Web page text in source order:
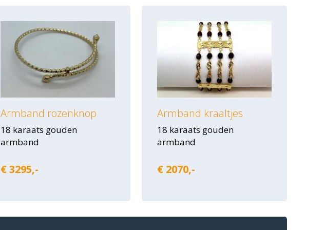
Armband rozenknop
18 karaats gouden
armband
€ 3295,-
Armband kraaltjes
18 karaats gouden
armband
€ 2070,-